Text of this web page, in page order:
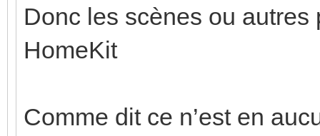
Donc les scènes ou
HomeKit
Comme dit ce n’est en